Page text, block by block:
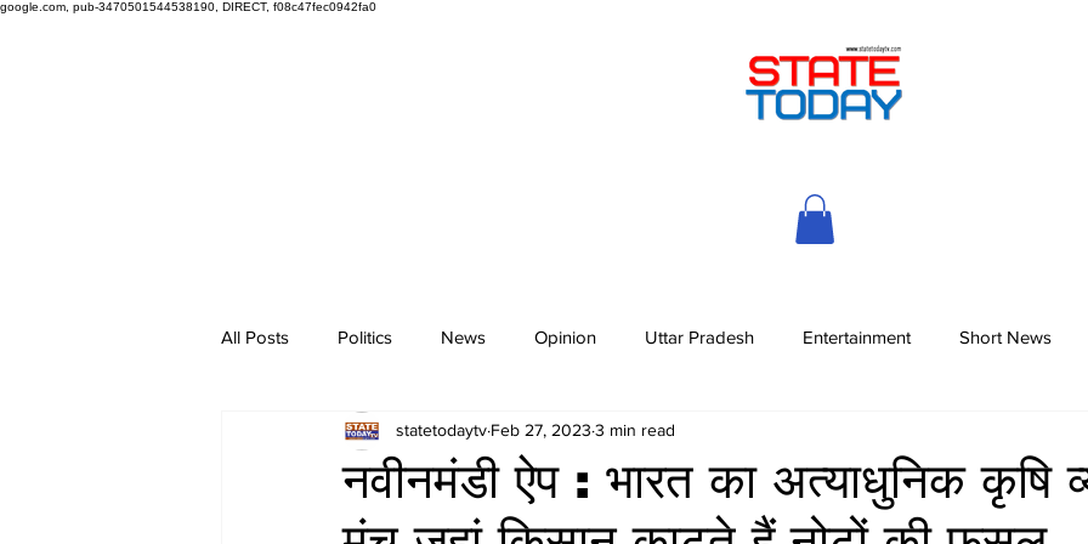
google.com, pub-3470501544538190, DIRECT, f08c47fec0942fa0
All Posts Politics News Opinion Uttar Pradesh Entertainment Short News
नवीनमंडी ऐप : भारत का अत्याधुनिक कृषि
statetodaytv Feb 27, 2023 3 min read